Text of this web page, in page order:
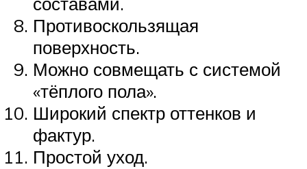
Противоскользящая
поверхность.
Можно совмещать с системой
«тёплого пола».
Широкий спектр оттенков и
фактур.
Простой уход.